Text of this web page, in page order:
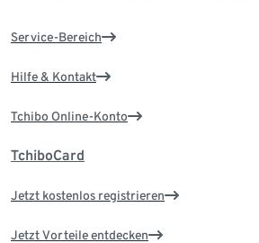
Service-Bereich
Hilfe & Kontakt
Tchibo Online-Konto
TchiboCard
Jetzt kostenlos registrieren
Jetzt Vorteile entdecken